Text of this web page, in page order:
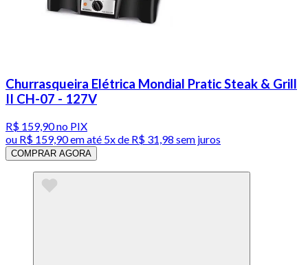
Churrasqueira Elétrica Mondial Pratic Steak & Grill
II CH-07 - 127V
R$ 159,90no PIX
ou R$ 159,90em até 5x de R$ 31,98 sem juros
COMPRAR AGORA